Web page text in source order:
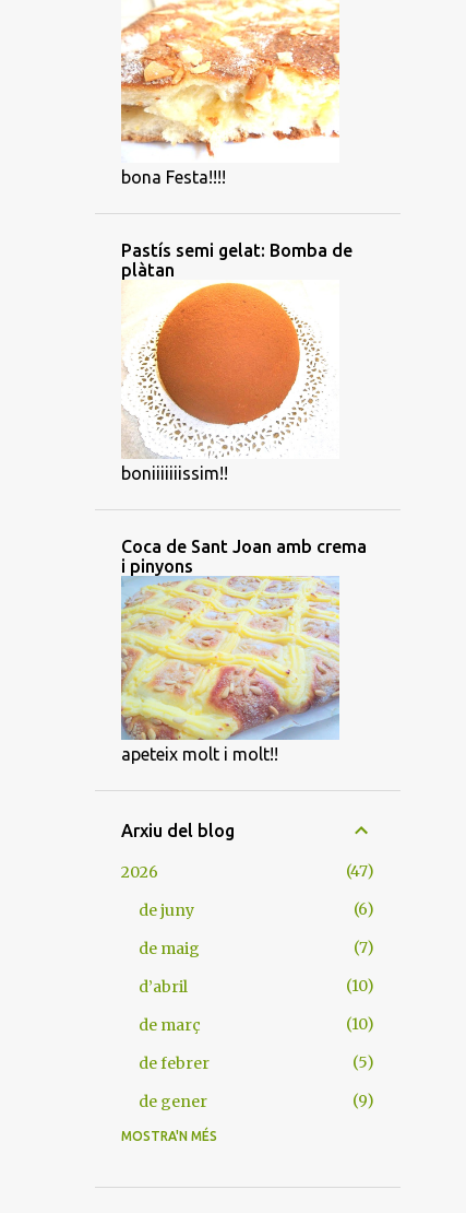
bona Festa!!!!
Pastís semi gelat: Bomba de
plàtan
boniiiiiiissim!!
Coca de Sant Joan amb crema
i pinyons
apeteix molt i molt!!
Arxiu del blog
2026
47
de juny
6
de maig
7
d’abril
10
de març
10
de febrer
5
de gener
9
2025
MOSTRA'N MÉS